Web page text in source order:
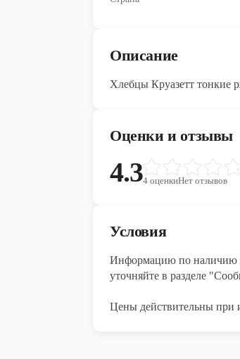
Описание
Хлебцы Круазетт тонкие
Оценки и отзывы
4.34 оценкиНет отзывов
Условия
Информацию по наличию и
уточняйте в разделе
Цены действительны при